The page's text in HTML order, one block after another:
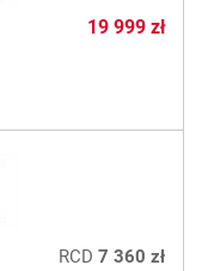
19 999 zł
RCD 7 360 zł